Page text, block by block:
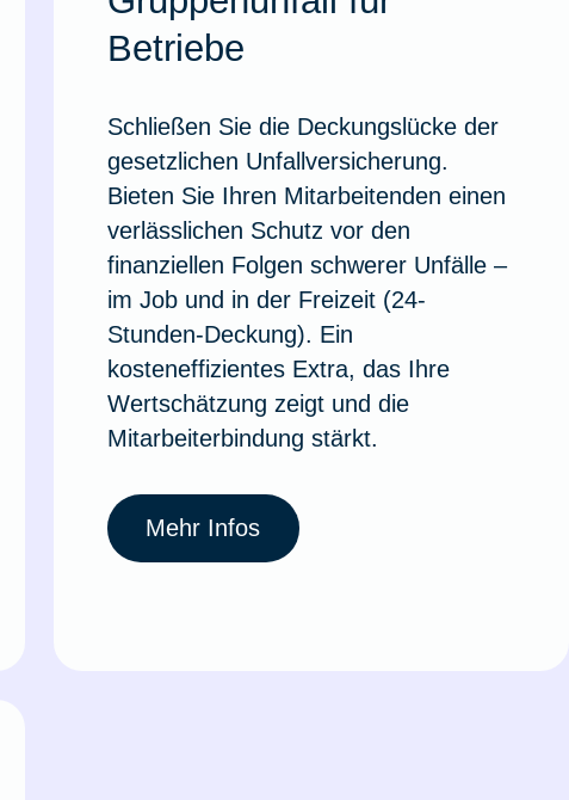
Weil du wichtig bist
Betriebe
Schließen Sie die Deckungslücke der
gesetzlichen Unfallversicherung.
Bieten Sie Ihren Mitarbeitenden einen
verlässlichen Schutz vor den
finanziellen Folgen schwerer Unfälle –
im Job und in der Freizeit (24-
Stunden-Deckung). Ein
kosteneffizientes Extra, das Ihre
Wertschätzung zeigt und die
Mitarbeiterbindung stärkt.
Mehr Infos